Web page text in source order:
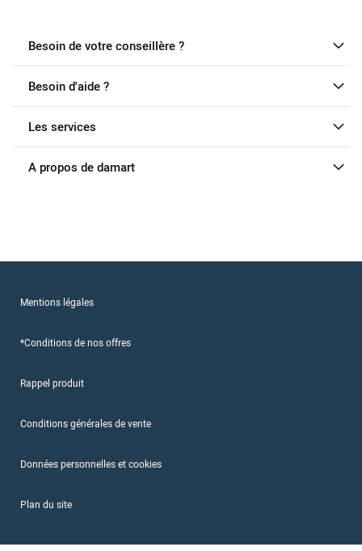
Besoin de votre conseillère ?
Besoin d'aide ?
Les services
A propos de damart
Mentions légales
*Conditions de nos offres
Rappel produit
Conditions générales de vente
Données personnelles et cookies
Plan du site